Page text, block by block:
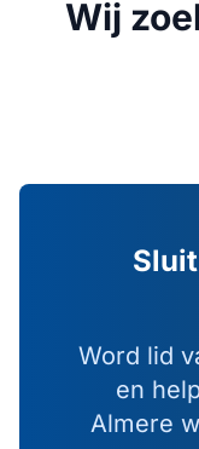
Wij
Word lid
en
Almere